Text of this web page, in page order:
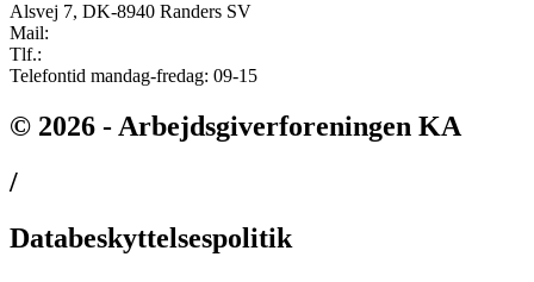
Alsvej 7, DK-8940 Randers SV
Mail:
Tlf.:
Telefontid mandag-fredag: 09-15
© 2026 - Arbejdsgiverforeningen KA
/
Databeskyttelsespolitik